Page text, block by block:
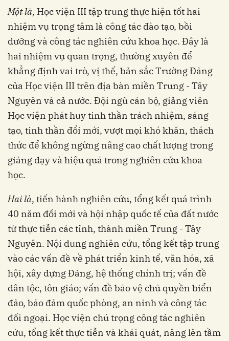
Một là, Học viện III tập trung thực hiện tốt hai
nhiệm vụ trọng tâm là công tác đào tạo, bồi
dưỡng và công tác nghiên cứu khoa học. Đây là
hai nhiệm vụ quan trọng, thường xuyên để
khẳng định vai trò, vị thế, bản sắc Trường Đảng
của Học viện III trên địa bàn miền Trung - Tây
Nguyên và cả nước. Đội ngũ cán bộ, giảng viên
Học viện phát huy tinh thần trách nhiệm, sáng
tạo, tinh thần đổi mới, vượt mọi khó khăn, thách
thức để không ngừng nâng cao chất lượng trong
giảng dạy và hiệu quả trong nghiên cứu khoa
học.
Hai là, tiến hành nghiên cứu, tổng kết quá trình
40 năm đổi mới và hội nhập quốc tế của đất nước
từ thực tiễn các tỉnh, thành miền Trung - Tây
Nguyên. Nội dung nghiên cứu, tổng kết tập trung
vào các vấn đề về phát triển kinh tế, văn hóa, xã
hội, xây dựng Đảng, hệ thống chính trị; vấn đề
dân tộc, tôn giáo; vấn đề bảo vệ chủ quyền biển
đảo, bảo đảm quốc phòng, an ninh và công tác
đối ngoại. Học viện chú trọng công tác nghiên
cứu, tổng kết thực tiễn và khái quát, nâng lên tầm